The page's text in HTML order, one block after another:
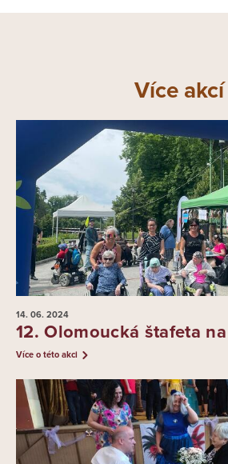
Více akcí
14. 06. 2024
12. Olomoucká štafeta
Více o této akci